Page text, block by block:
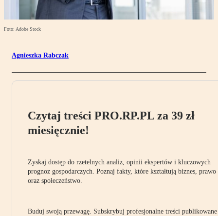
Foto: Adobe Stock
Agnieszka Rabczak
Czytaj treści PRO.RP.PL za 39 zł
miesięcznie!
Zyskaj dostęp do rzetelnych analiz, opinii ekspertów i kluczowych
prognoz gospodarczych. Poznaj fakty, które kształtują biznes, prawo
oraz społeczeństwo.
Buduj swoją przewagę. Subskrybuj profesjonalne treści publikowane